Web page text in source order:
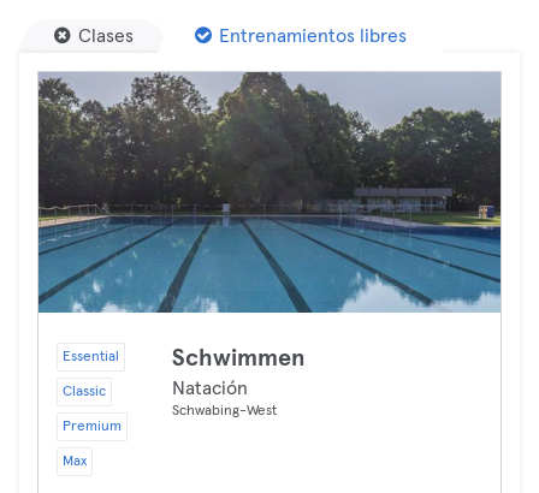
Clases Entrenamientos libres
Essential
Classic
Premium
Max
Schwimmen
Natación
Schwabing-West